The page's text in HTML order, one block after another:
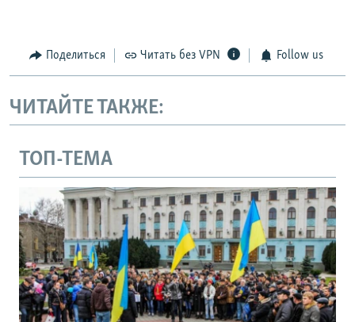
Поделиться Читать без VPN Follow us
ЧИТАЙТЕ ТАКЖЕ:
ТОП-ТЕМА